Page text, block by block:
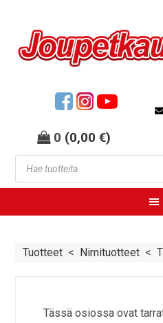
0 (0,00€)
Tuotteet < Nimituotteet <
Tässä osiossa ovat